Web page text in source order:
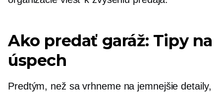
Ako predať garáž: Tipy na
úspech
Predtým, než sa vrhneme na jemnejšie detaily,